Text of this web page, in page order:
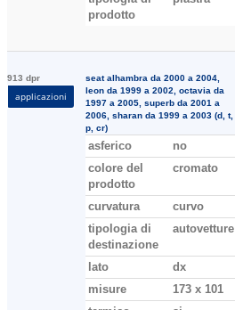
prodotto
913 dpr
applicazioni
seat alhambra da 2000 a 2004,
leon da 1999 a 2002, octavia da
1997 a 2005, superb da 2001 a
2006, sharan da 1999 a 2003 (d, t,
p, cr)
asferico
no
colore del
prodotto
cromato
curvatura
curvo
tipologia di
destinazione
autovetture
lato
dx
misure
173 x 101